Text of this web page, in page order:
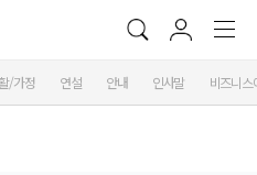
/가정 연설 안내 인사말 비즈니스